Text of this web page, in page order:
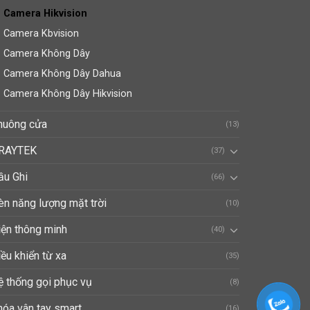
Camera Hikvision
Camera Kbvision
Camera Không Dây
Camera Không Dây Dahua
Camera Không Dây Hikvision
cửa (13)
(37)
Ghi (66)
năng lượng mặt trời (10)
thông minh (40)
khiển từ xa (35)
thống gọi phục vụ (8)